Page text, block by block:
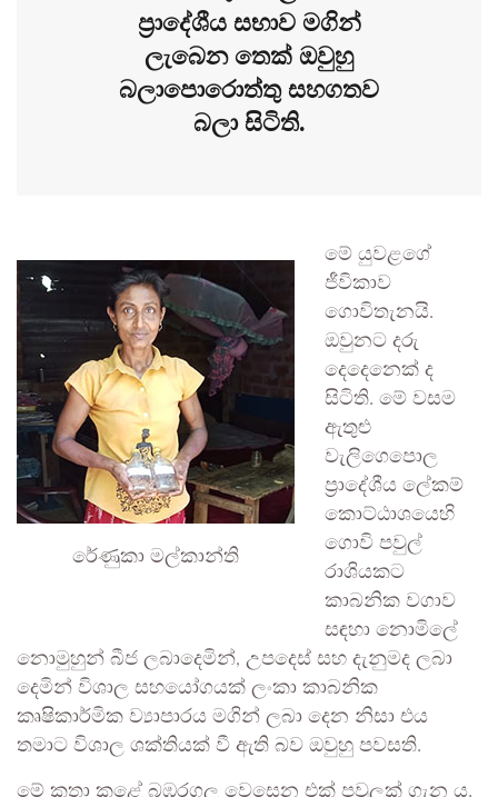
ප්‍රාදේශීය සභාව මගින්
ලැබෙන තෙක් ඔවුහු
බලාපොරොත්තු සහගතව
බලා සිටිති.
රේණුකා මල්කාන්ති
මේ යුවළගේ
ජීවිකාව
ගොවිතැනයි.
ඔවුනට දරු
දෙදෙනෙක් ද
සිටිති. මේ වසම
ඇතුළු
වැලිගෙපොල
ප්‍රාදේශීය ලේකම්
කොට්ඨාශයෙහි
ගොවි පවුල්
රාශියකට
කාබනික වගාව
සඳහා නොමිලේ
නොමුහුන් බීජ ලබාදෙමින්, උපදෙස් සහ දැනුමද ලබා
දෙමින් විශාල සහයෝගයක් ලංකා කාබනික
කෘෂිකාර්මික ව්‍යාපාරය මගින් ලබා දෙන නිසා එය
තමාට විශාල ශක්තියක් වී ඇති බව ඔවුහු පවසති.
මේ කතා කළේ බඹරගල වෙසෙන එක් පවුලක් ගැන ය.